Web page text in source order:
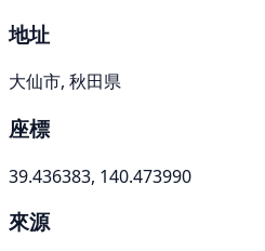
地址
大仙市, 秋田県
座標
39.436383, 140.473990
來源